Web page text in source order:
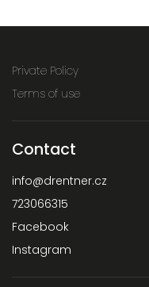
Private Policy
Terms of use
Contact
info@drentner.cz
723066315
Facebook
Instagram